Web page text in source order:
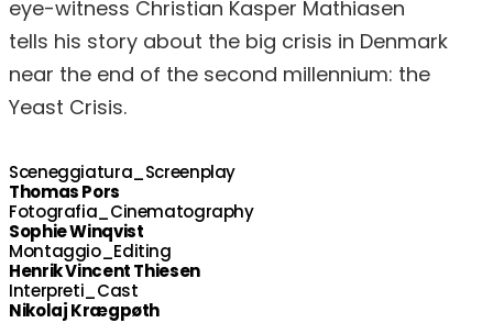
eye-witness Christian Kasper Mathiasen
tells his story about the big crisis in Denmark
near the end of the second millennium: the
Yeast Crisis.
Sceneggiatura_Screenplay
Thomas Pors
Fotografia_Cinematography
Sophie Winqvist
Montaggio_Editing
Henrik Vincent Thiesen
Interpreti_Cast
Nikolaj Krægpøth